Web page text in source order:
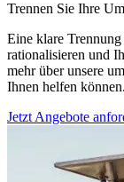
Trennen Sie Ihre
Eine klare
rationalisieren und
mehr über unsere
Ihnen helfen können.
Jetzt Angebote